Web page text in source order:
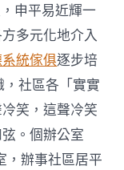
申平易近輝一
多元化地介入
統傢俱逐步培
社區各「實實
笑，這聲冷笑
。個辦公室
，辦事社區居平